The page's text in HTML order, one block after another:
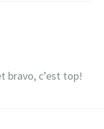
bravo, c’est top!